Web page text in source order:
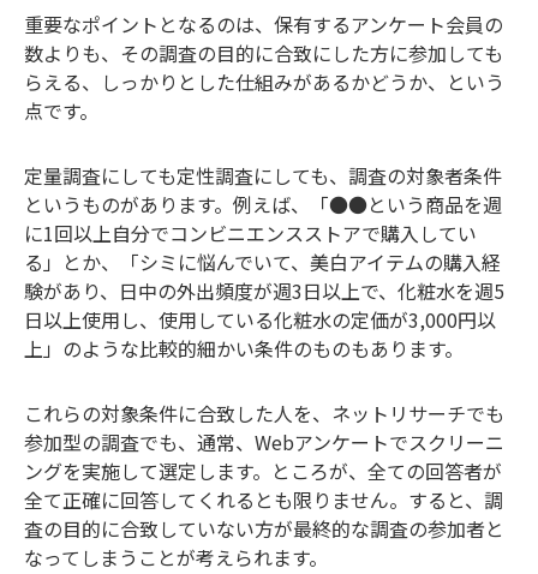
重要なポイントとなるのは、保有するアンケート会員の
数よりも、その調査の目的に合致にした方に参加しても
らえる、しっかりとした仕組みがあるかどうか、という
点です。
定量調査にしても定性調査にしても、調査の対象者条件
というものがあります。例えば、「●●という商品を週
に1回以上自分でコンビニエンスストアで購入してい
る」とか、「シミに悩んでいて、美白アイテムの購入経
験があり、日中の外出頻度が週3日以上で、化粧水を週5
日以上使用し、使用している化粧水の定価が3,000円以
上」のような比較的細かい条件のものもあります。
これらの対象条件に合致した人を、ネットリサーチでも
参加型の調査でも、通常、 Webアンケートでスクリーニ
ングを実施して選定します。ところが、全ての回答者が
全て正確に回答してくれるとも限りません。すると、調
査の目的に合致していない方が最終的な調査の参加者と
なってしまうことが考えられます。